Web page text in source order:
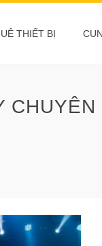
THIẾT BỊ